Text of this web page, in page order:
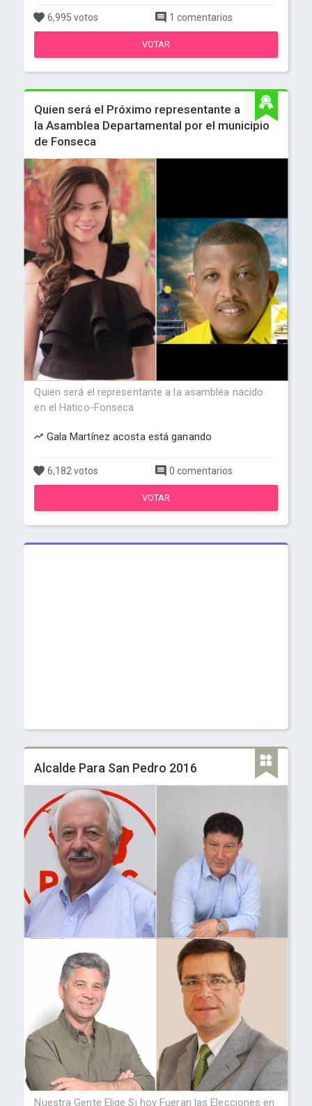
6,995 votos 1 comentarios
VOTAR
Quien será el Próximo representante a
la Asamblea Departamental por el municipio
de Fonseca
Quien será el representante a la asamblea nacido
en el Hatico-Fonseca
Gala Martínez acosta está ganando
6,182 votos 0 comentarios
VOTAR
Alcalde Para San Pedro 2016
Nuestra Gente Elige Si hoy Fueran las Elecciones en